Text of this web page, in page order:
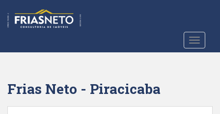
t
Frias Neto - Piracicaba